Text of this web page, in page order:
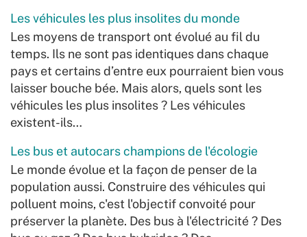
Les véhicules les plus insolites du monde
Les moyens de transport ont évolué au fil du
temps. Ils ne sont pas identiques dans chaque
pays et certains d’entre eux pourraient bien vous
laisser bouche bée. Mais alors, quels sont les
véhicules les plus insolites ? Les véhicules
existent-ils…
Les bus et autocars champions de l'écologie
Le monde évolue et la façon de penser de la
population aussi. Construire des véhicules qui
polluent moins, c'est l'objectif convoité pour
préserver la planète. Des bus à l'électricité ? Des